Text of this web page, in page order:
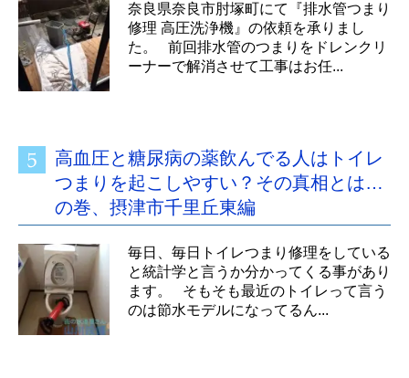
奈良県奈良市肘塚町にて『排水管つまり
修理 高圧洗浄機』の依頼を承りまし
た。 前回排水管のつまりをドレンクリ
ーナーで解消させて工事はお任...
高血圧と糖尿病の薬飲んでる人はトイレ
つまりを起こしやすい？その真相とは…
の巻、摂津市千里丘東編
毎日、毎日トイレつまり修理をしている
と統計学と言うか分かってくる事があり
ます。 そもそも最近のトイレって言う
のは節水モデルになってるん...